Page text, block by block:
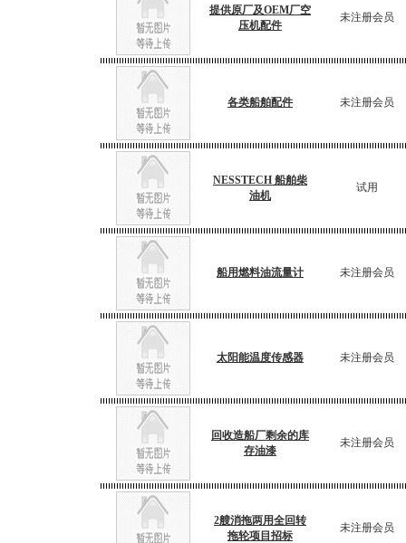
提供原厂及OEM厂空
压机配件
未注册会员
各类船舶配件 未注册会员
NESSTECH 船舶柴
油机
试用
船用燃料油流量计 未注册会员
太阳能温度传感器 未注册会员
回收造船厂剩余的库
存油漆
未注册会员
2艘消拖两用全回转
拖轮项目招标
未注册会员